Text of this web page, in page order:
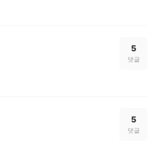
5
댓글
5
댓글